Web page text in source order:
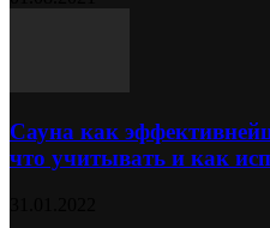
Сауна как
что учитывать и как